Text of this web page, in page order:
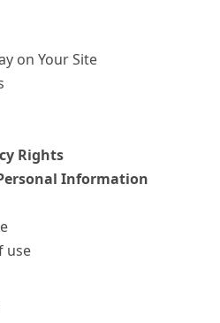
on Your Site
Rights
Information
use